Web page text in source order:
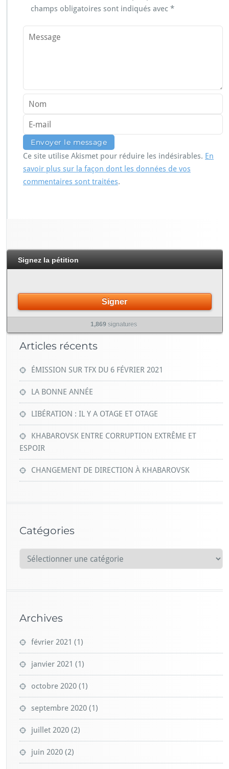
champs obligatoires sont indiqués avec *
Ce site utilise Akismet pour réduire les indésirables. En
savoir plus sur la façon dont les données de vos
commentaires sont traitées.
Signez la pétition
Signer
1,869 signatures
Articles récents
ÉMISSION SUR TFX DU 6 FÉVRIER 2021
LA BONNE ANNÉE
LIBÉRATION : IL Y A OTAGE ET OTAGE
KHABAROVSK ENTRE CORRUPTION EXTRÊME ET
ESPOIR
CHANGEMENT DE DIRECTION À KHABAROVSK
Catégories
a
o
i
e
s
Archives
février 2021 (1)
janvier 2021 (1)
octobre 2020 (1)
septembre 2020 (1)
juillet 2020 (2)
juin 2020 (2)